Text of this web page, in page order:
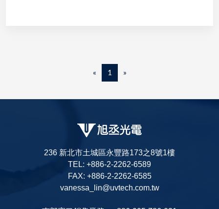
« 1 »
236 新北市土城區永豐路173之8號1樓
TEL: +886-2-2262-6589
FAX: +886-2-2262-6585
vanessa_lin@uvtech.com.tw